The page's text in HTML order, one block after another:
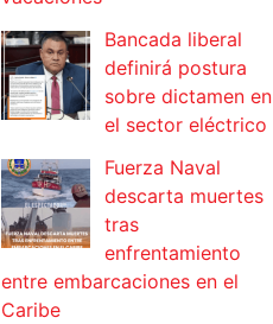
Bancada liberal
definirá postura
sobre dictamen en
el sector eléctrico
Fuerza Naval
descarta muertes
tras
enfrentamiento
entre embarcaciones en el
Caribe